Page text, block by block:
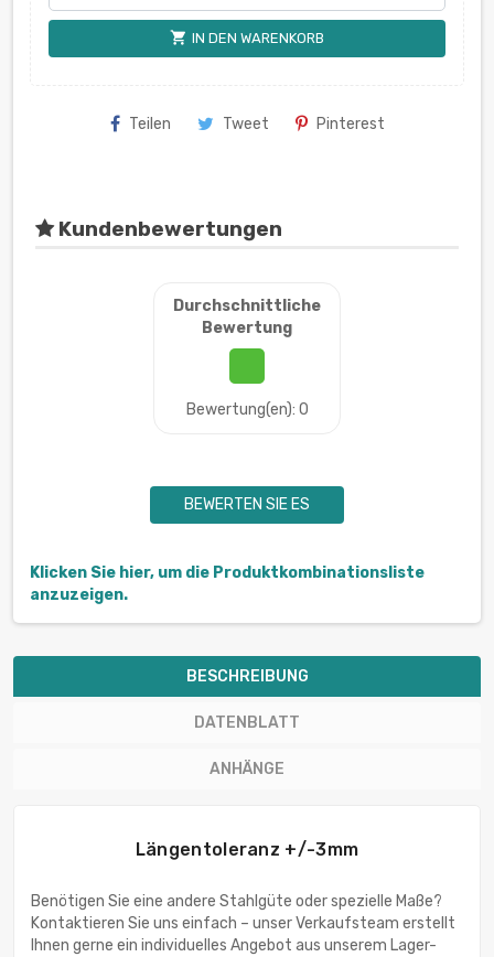
shopping_cart IN DEN WARENKORB
Teilen Tweet Pinterest
Kundenbewertungen
Durchschnittliche
Bewertung
Bewertung(en): 0
BEWERTEN SIE ES
Klicken Sie hier, um die Produktkombinationsliste
anzuzeigen.
BESCHREIBUNG
DATENBLATT
ANHÄNGE
Längentoleranz +/-3mm
Benötigen Sie eine andere Stahlgüte oder spezielle Maße?
Kontaktieren Sie uns einfach – unser Verkaufsteam erstellt
Ihnen gerne ein individuelles Angebot aus unserem Lager-